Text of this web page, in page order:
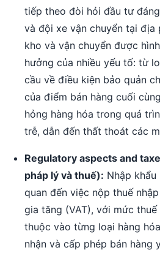
tiếp theo đòi hỏi đầu tư
và đội xe vận chuyển tại địa
kho và vận chuyển được
hưởng của nhiều yếu tố: từ
cầu về điều kiện bảo quản
của điểm bán hàng cuối
hỏng hàng hóa trong quá
trễ, dẫn đến thất thoát các
Regulatory aspects and
pháp lý và thuế): Nhập khẩu
quan đến việc nộp thuế
gia tăng (VAT), với mức
thuộc vào từng loại hàng
nhận và cấp phép bán hàng